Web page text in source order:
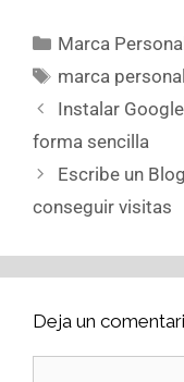
Marca Personal
marca personal
Instalar
forma sencilla
Escribe un
conseguir visitas
Deja un